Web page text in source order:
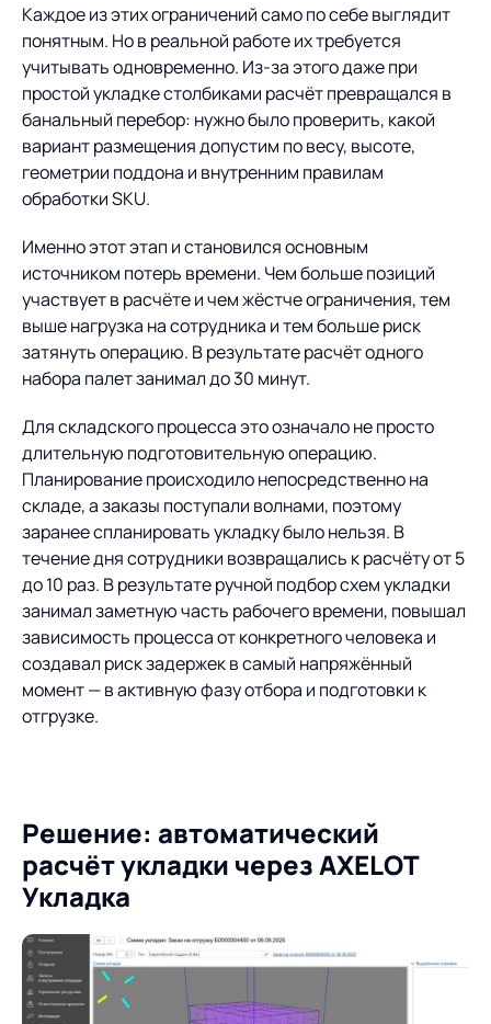
Каждое из этих ограничений само по себе выглядит
понятным. Но в реальной работе их требуется
учитывать одновременно. Из-за этого даже при
простой укладке столбиками расчёт превращался в
банальный перебор: нужно было проверить, какой
вариант размещения допустим по весу, высоте,
геометрии поддона и внутренним правилам
обработки SKU.
Именно этот этап и становился основным
источником потерь времени. Чем больше позиций
участвует в расчёте и чем жёстче ограничения, тем
выше нагрузка на сотрудника и тем больше риск
затянуть операцию. В результате расчёт одного
набора палет занимал до 30 минут.
Для складского процесса это означало не просто
длительную подготовительную операцию.
Планирование происходило непосредственно на
складе, а заказы поступали волнами, поэтому
заранее спланировать укладку было нельзя. В
течение дня сотрудники возвращались к расчёту от 5
до 10 раз. В результате ручной подбор схем укладки
занимал заметную часть рабочего времени, повышал
зависимость процесса от конкретного человека и
создавал риск задержек в самый напряжённый
момент — в активную фазу отбора и подготовки к
отгрузке.
Решение: автоматический
расчёт укладки через AXELOT
Укладка